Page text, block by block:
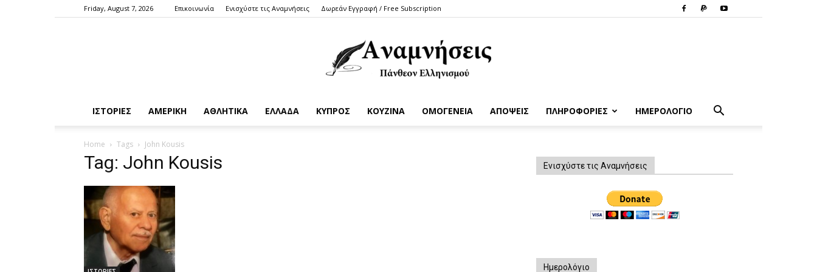
Friday, August 7, 2026 Επικοινωνία Ενισχύστε τις Αναμνήσεις Δωρεάν Εγγραφή / Free Subscription
ΙΣΤΟΡΙΕΣ ΑΜΕΡΙΚΗ ΑΘΛΗΤΙΚΑ ΕΛΛΑΔΑ ΚΥΠΡΟΣ ΚΟΥΖΙΝΑ ΟΜΟΓΕΝΕΙΑ ΑΠΟΨΕΙΣ ΠΛΗΡΟΦΟΡΙΕΣ ΗΜΕΡΟΛΟΓΙΟ
Home Tags John Kousis
Tag: John Kousis Ενισχύστε τις Αναμνήσεις
Ημερολόγιο